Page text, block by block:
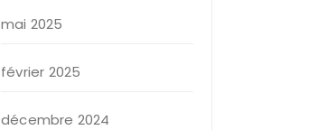
mai 2025
février 2025
décembre 2024